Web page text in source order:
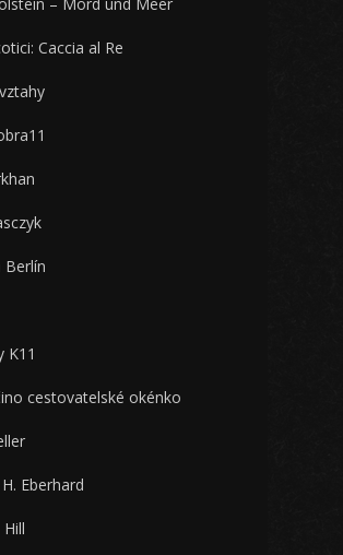
Caccia al Re
Berlín
K11
cestovatelské okénko
Eberhard